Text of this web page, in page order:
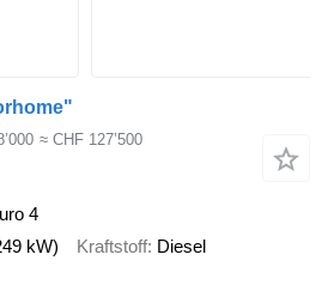
≈ CHF 127’500
4
kW) Kraftstoff Diesel